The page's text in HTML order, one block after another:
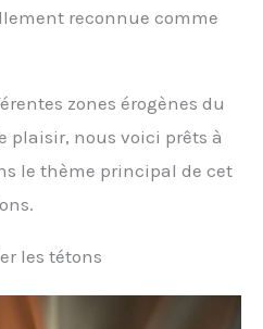
reconnue comme
zones érogènes du
plaisir, nous voici prêts à
le thème principal de cet
les tétons